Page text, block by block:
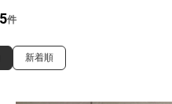
件
新着順